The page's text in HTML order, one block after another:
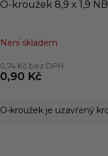
O-kroužek 8,9 x 1,9
Není skladem
0,74 Kč bez DPH
0,90 Kč
O-kroužek je uzavřený